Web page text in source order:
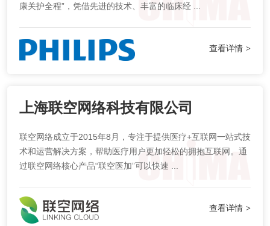
康关护全程”，凭借先进的技术、丰富的临床经 ...
查看详情 >
上海联空网络科技有限公司
联空网络成立于2015年8月，专注于提供医疗+互联网一站式技
术和运营解决方案，帮助医疗用户更加轻松的拥抱互联网。通
过联空网络核心产品“联空医加”可以快速 ...
查看详情 >